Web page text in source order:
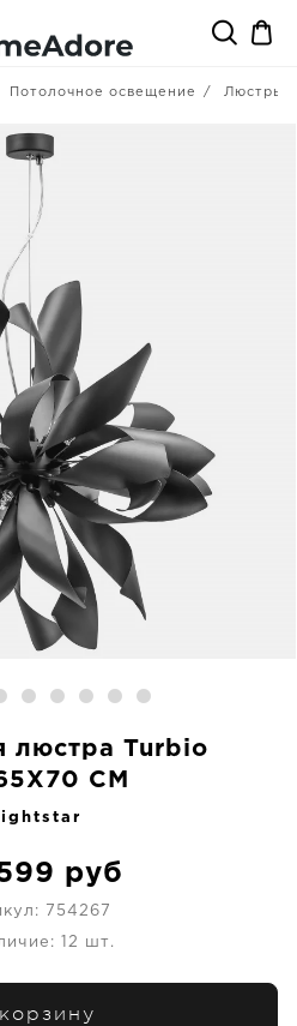
Потолочное освещение Люстры
люстра Turbio
CM
руб
754267
12 шт.